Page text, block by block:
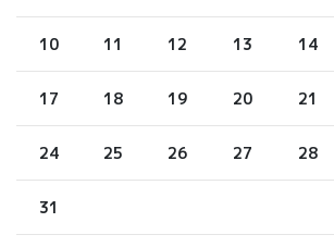
10 11 12 13 14
17 18 19 20 21
24 25 26 27 28
31